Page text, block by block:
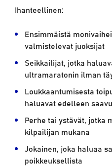
Ihanteellinen:
Ensimmäistä
valmistelevat juoksijat
Seikkailijat, jotka
ultramaratonin ilman
Loukkaantumisesta
haluavat edelleen
Perhe tai ystävät, jotka
kilpailijan mukana
Jokainen, joka haluaa
poikkeuksellista